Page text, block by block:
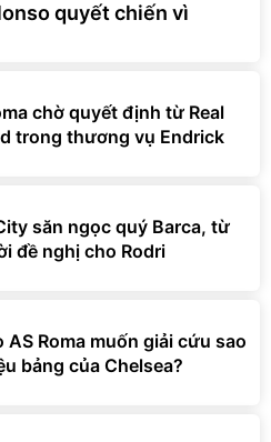
quyết chiến vì
chờ quyết định từ Real
trong thương vụ Endrick
săn ngọc quý Barca, từ
đề nghị cho Rodri
AS Roma muốn giải cứu sao
bảng của Chelsea?